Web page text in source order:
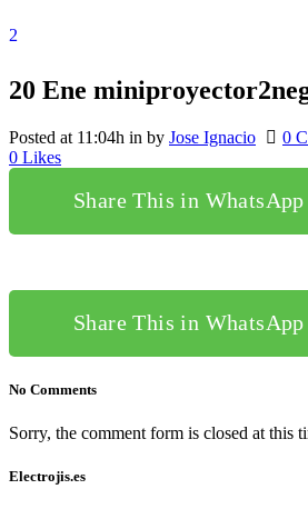
20 Ene
Posted at 11:04h in by Jose Ignacio
0
0 Likes
Share This in WhatsApp
Share This in WhatsApp
No Comments
Sorry, the comment form is closed at this
Electrojis.es